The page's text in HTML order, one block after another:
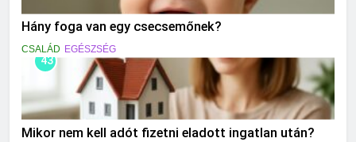
Hány foga van egy csecsemőnek?
CSALÁD EGÉSZSÉG
43
Mikor nem kell adót fizetni eladott ingatlan után?